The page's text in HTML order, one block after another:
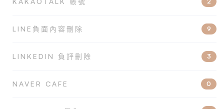
LINE負面內容刪除 9
LINKEDIN 負評刪除 3
NAVER CAFE 0